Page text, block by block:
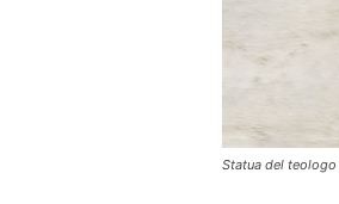
Statua del